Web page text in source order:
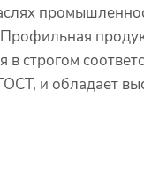
Профильная
в строгом
и обладает